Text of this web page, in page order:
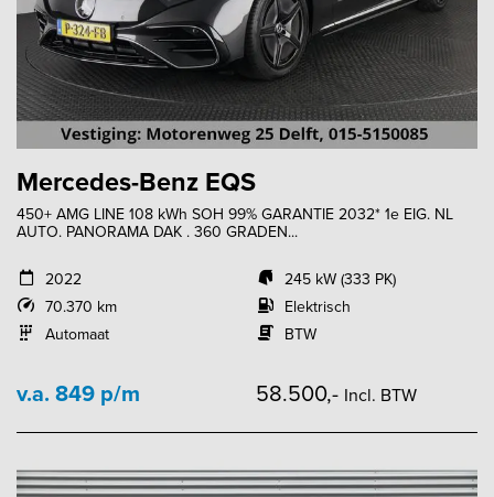
Mercedes-Benz EQS
450+ AMG LINE 108 kWh SOH 99% GARANTIE 2032* 1e EIG. NL
AUTO. PANORAMA DAK . 360 GRADEN...
2022
70.370 km
Automaat
245 kW (333 PK)
Elektrisch
BTW
v.a. 849 p/m 58.500,- Incl. BTW